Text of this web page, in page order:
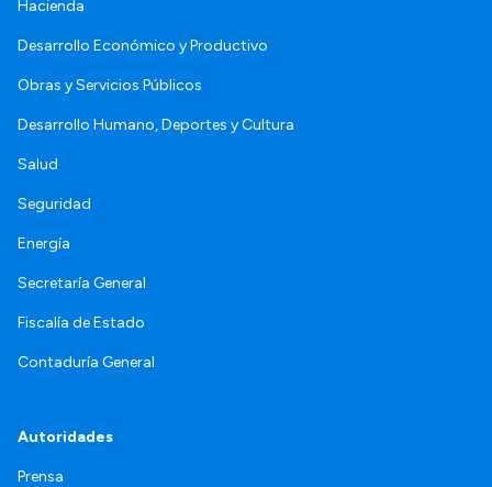
Hacienda
Desarrollo Económico y Productivo
Obras y Servicios Públicos
Desarrollo Humano, Deportes y Cultura
Salud
Seguridad
Energía
Secretaría General
Fiscalía de Estado
Contaduría General
Autoridades
Prensa